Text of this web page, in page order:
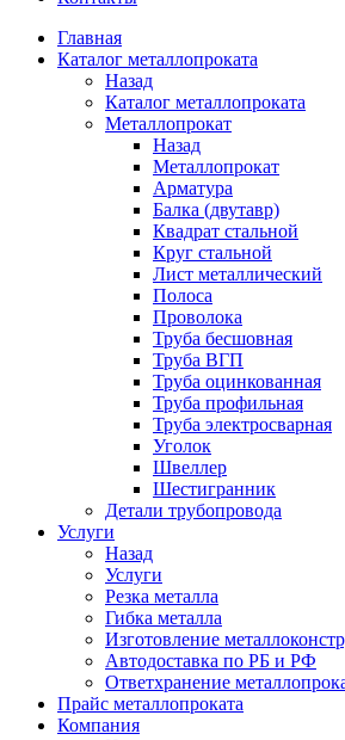
Главная
Каталог металлопроката
Назад
Каталог металлопроката
Металлопрокат
Назад
Металлопрокат
Арматура
Балка (двутавр)
Квадрат стальной
Круг стальной
Лист металлический
Полоса
Проволока
Труба бесшовная
Труба ВГП
Труба оцинкованная
Труба профильная
Труба электросварная
Уголок
Швеллер
Шестигранник
Детали трубопровода
Услуги
Назад
Услуги
Резка металла
Гибка металла
Изготовление
Автодоставка по РБ и РФ
Ответхранение
Прайс металлопроката
Компания